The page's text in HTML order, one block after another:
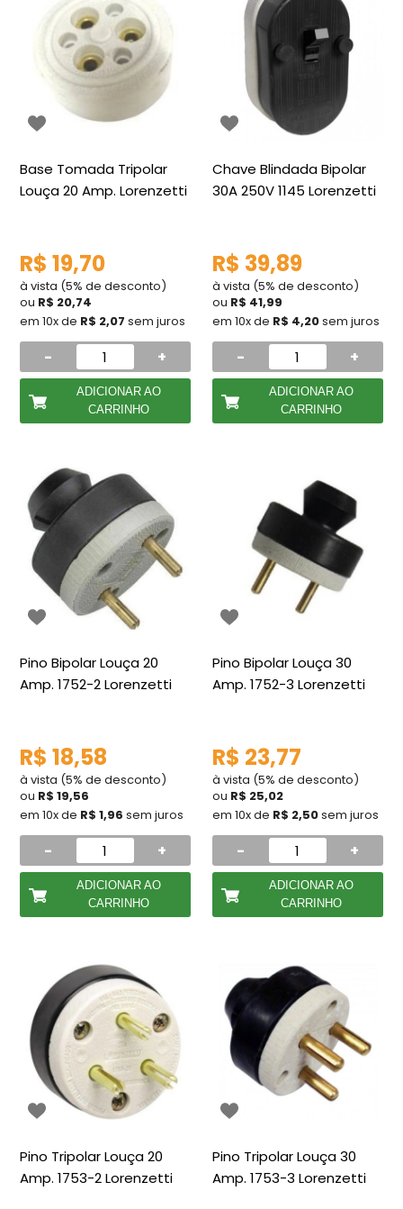
Base Tomada Tripolar
Louça 20 Amp. Lorenzetti
R$ 19,70
à vista (5% de desconto)
ou R$ 20,74
em 10x de R$ 2,07 sem juros
- +
ADICIONAR AO
CARRINHO
Chave Blindada Bipolar
30A 250V 1145 Lorenzetti
R$ 39,89
à vista (5% de desconto)
ou R$ 41,99
em 10x de R$ 4,20sem juros
- +
ADICIONAR AO
CARRINHO
Pino Bipolar Louça 20
Amp. 1752-2 Lorenzetti
R$ 18,58
à vista (5% de desconto)
ou R$ 19,56
em 10x de R$ 1,96 sem juros
- +
ADICIONAR AO
CARRINHO
Pino Bipolar Louça 30
Amp. 1752-3 Lorenzetti
R$ 23,77
à vista (5% de desconto)
ou R$ 25,02
em 10x de R$ 2,50sem juros
- +
ADICIONAR AO
CARRINHO
Pino Tripolar Louça 20
Amp. 1753-2 Lorenzetti
Pino Tripolar Louça 30
Amp. 1753-3 Lorenzetti